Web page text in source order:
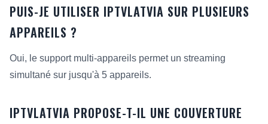
PUIS-JE UTILISER IPTVLATVIA SUR PLUSIEURS
APPAREILS ?
Oui, le support multi-appareils permet un streaming
simultané sur jusqu'à 5 appareils.
IPTVLATVIA PROPOSE-T-IL UNE COUVERTURE